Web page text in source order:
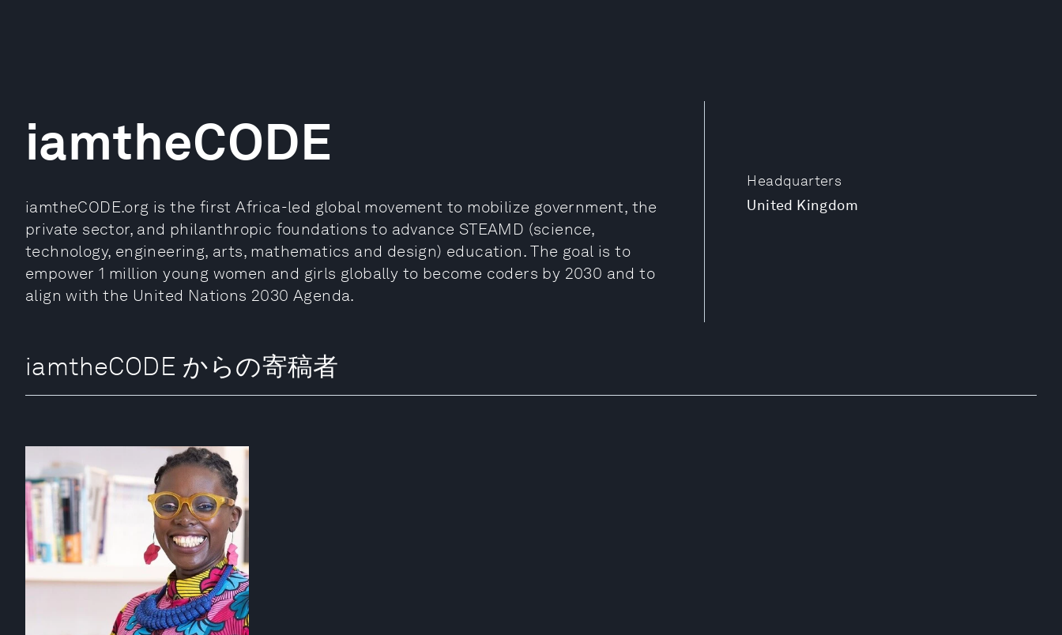
Headquarters
United Kingdom
iamtheCODE
iamtheCODE.org is the first Africa-led global movement to mobilize government, the
private sector, and philanthropic foundations to advance STEAMD (science,
technology, engineering, arts, mathematics and design) education. The goal is to
empower 1 million young women and girls globally to become coders by 2030 and to
align with the United Nations 2030 Agenda.
iamtheCODE からの寄稿者